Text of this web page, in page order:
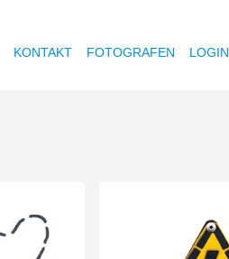
KONTAKT FOTOGRAFEN LOGIN